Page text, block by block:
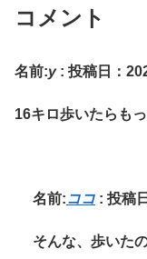
コメント
名前:y: 投稿日：
16キロ歩いたらも
名前:ココ : 投稿
そんな、歩いた